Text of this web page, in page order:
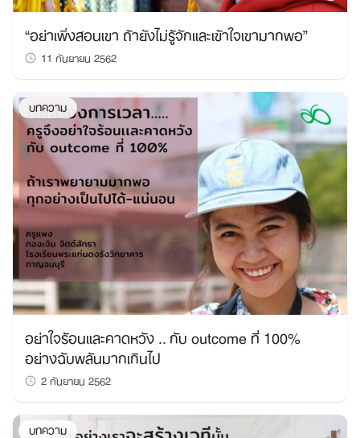
“อย่าเพิ่งสอนเขา ถ้ายังไม่รู้จักและเข้าใจเขามากพอ”
11 กันยายน 2562
บทความ
อย่าใจร้อนเเละคาดหวัง .. กับ outcome ที่ 100%
อย่างฉับพลันมากเกินไป
2 กันยายน 2562
บทความ